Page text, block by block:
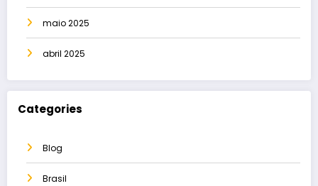
maio 2025
abril 2025
Categories
Blog
Brasil